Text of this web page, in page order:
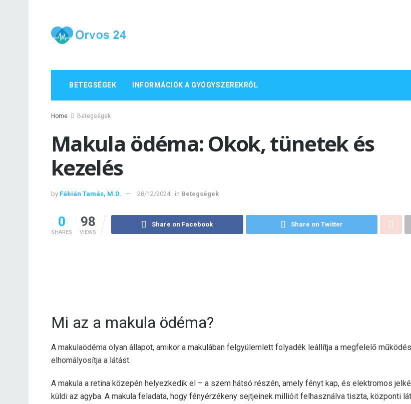
BETEGSÉGEK INFORMÁCIÓK A GYÓGYSZEREKRŐL
Home Betegségek
Makula ödéma: Okok, tünetek és
kezelés
by Fábián Tamás, M.D. 28/12/2024 in Betegségek
0
SHARES
98
VIEWS
Share on Facebook Share on Twitter
Mi az a makula ödéma?
A makulaödéma olyan állapot, amikor a makulában felgyülemlett folyadék leállítja a megfelelő
elhomályosítja a látást.
A makula a retina közepén helyezkedik el – a szem hátsó részén, amely fényt kap, és elektromos
küldi az agyba. A makula feladata, hogy fényérzékeny sejtjeinek millióit felhasználva tiszta, központi